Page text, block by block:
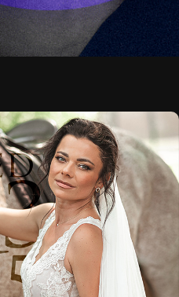
2023 - 2026